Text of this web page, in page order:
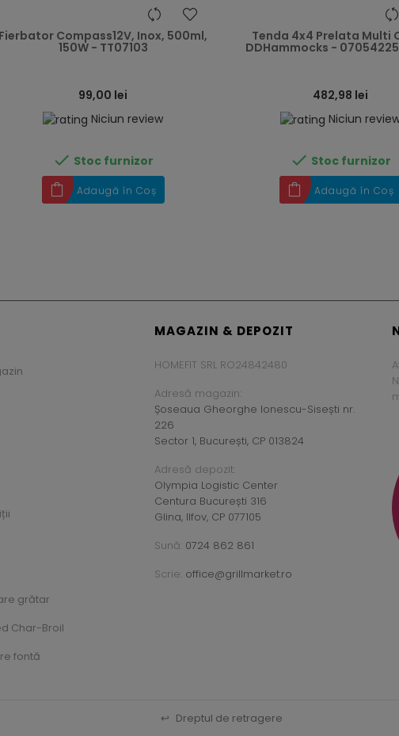
heart
Fierbator Compass12V, Inox, 500ml,
150W - TT07103
99,00 lei
Niciun review
 Stoc furnizor
Adaugă în Coș
Tenda 4x4 Prelata Multi
DDHammocks -
482,98 lei
Niciun
 Stoc furnizor
Adaugă în Coș
grătar
Char-Broil
fontă
MAGAZIN & DEPOZIT
HOMEFIT SRL RO24842480
Adresă magazin:
Șoseaua Gheorghe Ionescu-Sisești nr.
226
Sector 1, București, CP 013824
Adresă depozit:
Olympia Logistic Center
Centura București 316
Glina, Ilfov, CP 077105
Sună: 0724 862 861
Scrie: office@grillmarket.ro
↩ Dreptul de retragere